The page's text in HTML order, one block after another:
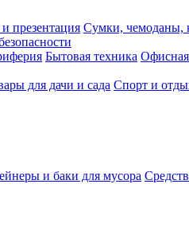
презентация Сумки, чемоданы,
Бытовая техника
для дачи и сада Спорт и
и баки для мусора